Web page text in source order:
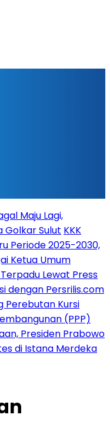
Maju Lagi,
Golkar Sulut KKK
Periode 2025-2030,
Ketua Umum
Lewat Press
dengan Persrilis.com
Perebutan Kursi
(PPP)
Presiden Prabowo
di Istana Merdeka